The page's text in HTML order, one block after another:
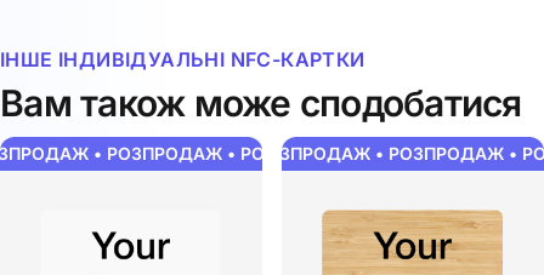
ІНШЕ ІНДИВІДУАЛЬНІ NFC-КАРТКИ
Вам також може сподобатися
• РОЗПРОДАЖ • РОЗПРОДАЖ • РОЗПРОДАЖ •
РОЗПРОДАЖ • РОЗПРОДАЖ • РОЗПРОДАЖ •